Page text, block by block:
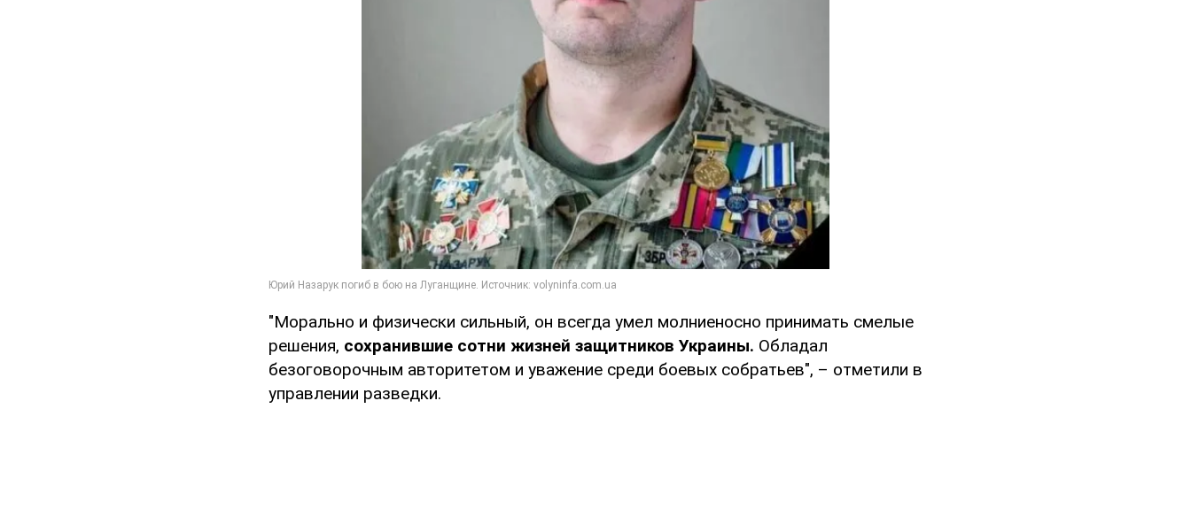
"Морально и физически сильный, он всегда умел молниеносно принимать смелые
решения, сохранившие сотни жизней защитников Украины. Обладал
безоговорочным авторитетом и уважение среди боевых собратьев", – отметили в
управлении разведки.